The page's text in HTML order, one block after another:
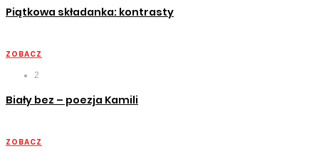
Piątkowa składanka: kontrasty
ZOBACZ
2
Biały bez – poezja Kamili
ZOBACZ